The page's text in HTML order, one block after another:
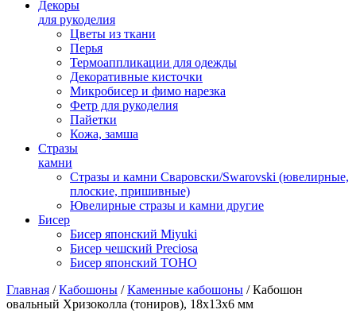
Декоры
для рукоделия
Цветы из ткани
Перья
Термоаппликации для одежды
Декоративные кисточки
Микробисер и фимо нарезка
Фетр для рукоделия
Пайетки
Кожа, замша
Стразы
камни
Стразы и камни Сваровски/Swarovski (ювелирные,
плоские, пришивные)
Ювелирные стразы и камни другие
Бисер
Бисер японский Miyuki
Бисер чешский Preciosa
Бисер японский TOHO
Главная /Кабошоны /Каменные кабошоны / Кабошон
овальный Хризоколла (тониров), 18х13х6 мм